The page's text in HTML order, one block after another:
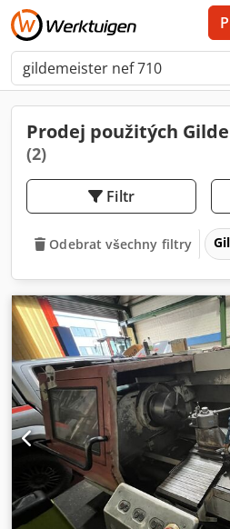
Prodej použitých
(2)
Filtr
Odebrat všechny filtry